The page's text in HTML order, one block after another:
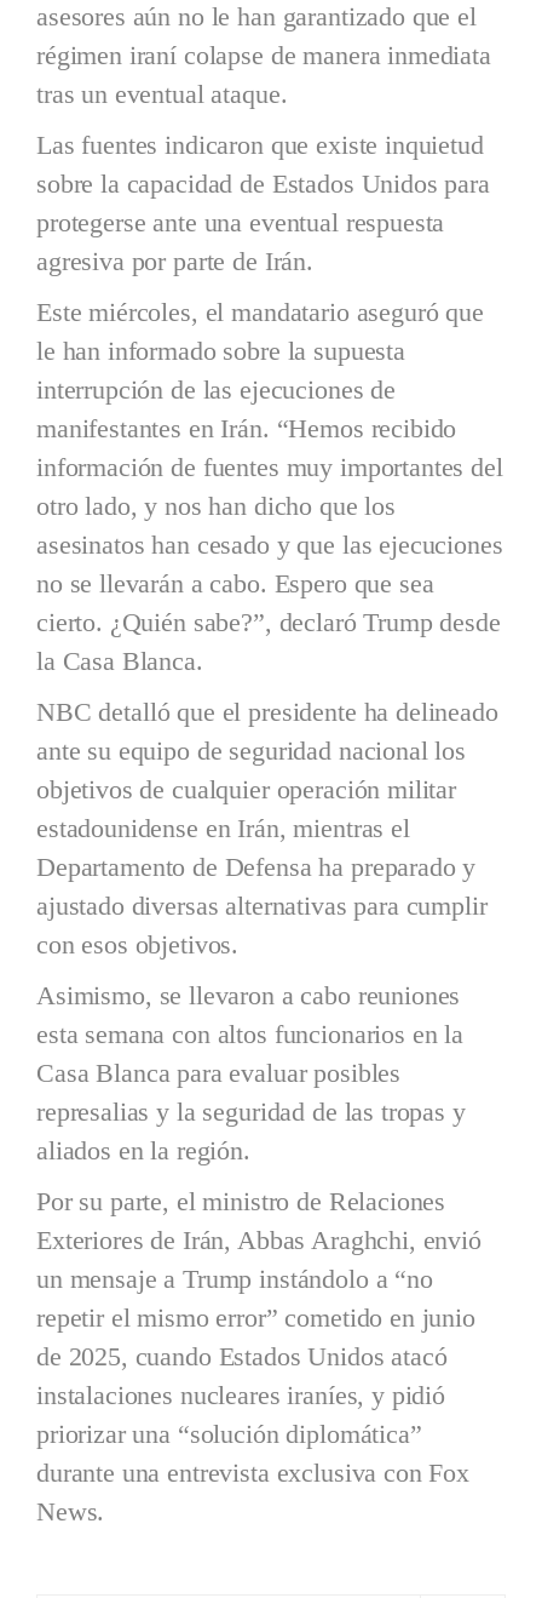
asesores aún no le han garantizado que el
régimen iraní colapse de manera inmediata
tras un eventual ataque.
Las fuentes indicaron que existe inquietud
sobre la capacidad de Estados Unidos para
protegerse ante una eventual respuesta
agresiva por parte de Irán.
Este miércoles, el mandatario aseguró que
le han informado sobre la supuesta
interrupción de las ejecuciones de
manifestantes en Irán. “Hemos recibido
información de fuentes muy importantes del
otro lado, y nos han dicho que los
asesinatos han cesado y que las ejecuciones
no se llevarán a cabo. Espero que sea
cierto. ¿Quién sabe?”, declaró Trump desde
la Casa Blanca.
NBC detalló que el presidente ha delineado
ante su equipo de seguridad nacional los
objetivos de cualquier operación militar
estadounidense en Irán, mientras el
Departamento de Defensa ha preparado y
ajustado diversas alternativas para cumplir
con esos objetivos.
Asimismo, se llevaron a cabo reuniones
esta semana con altos funcionarios en la
Casa Blanca para evaluar posibles
represalias y la seguridad de las tropas y
aliados en la región.
Por su parte, el ministro de Relaciones
Exteriores de Irán, Abbas Araghchi, envió
un mensaje a Trump instándolo a “no
repetir el mismo error” cometido en junio
de 2025, cuando Estados Unidos atacó
instalaciones nucleares iraníes, y pidió
priorizar una “solución diplomática”
durante una entrevista exclusiva con Fox
News.